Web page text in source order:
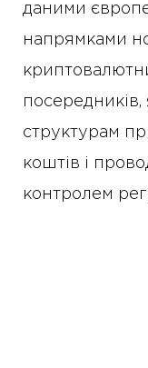
даними
напрямками
посередників,
структурам
коштів і
контролем